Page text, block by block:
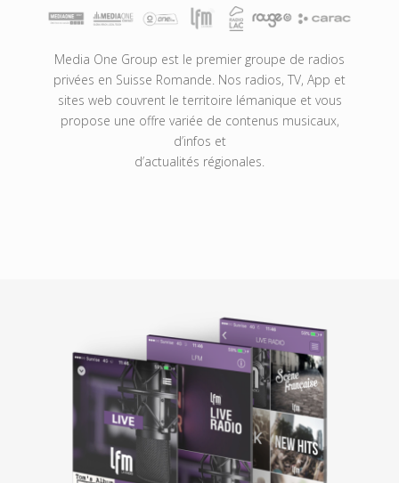
Media One Group est le premier groupe de radios
privées en Suisse Romande. Nos radios, TV, App et
sites web couvrent le territoire lémanique et vous
propose une offre variée de contenus musicaux,
d’infos et
d’actualités régionales.